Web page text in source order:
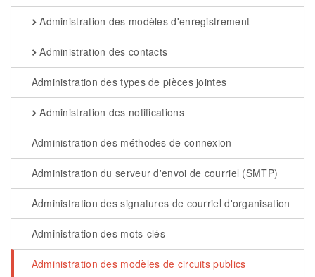
Administration des modèles d'enregistrement
Administration des contacts
Administration des types de pièces jointes
Administration des notifications
Administration des méthodes de connexion
Administration du serveur d'envoi de courriel (SMTP)
Administration des signatures de courriel d'organisation
Administration des mots-clés
Administration des modèles de circuits publics